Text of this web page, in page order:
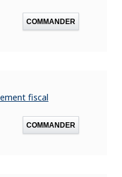
COMMANDER
fiscal
COMMANDER